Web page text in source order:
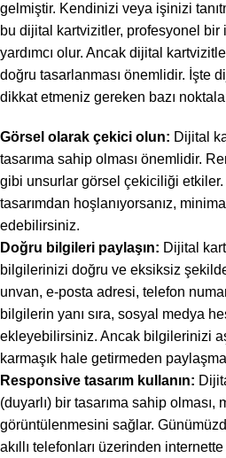
gelmiştir. Kendinizi veya işinizi
bu dijital kartvizitler, profesyonel bir
yardımcı olur. Ancak dijital
doğru tasarlanması önemlidir. İşte
dikkat etmeniz gereken bazı
Görsel olarak çekici olun: Dijital
tasarıma sahip olması önemlidir.
gibi unsurlar görsel çekiciliği etkiler.
tasarımdan hoşlanıyorsanız,
edebilirsiniz.
Doğru bilgileri paylaşın: Dijital
bilgilerinizi doğru ve eksiksiz şekilde
unvan, e-posta adresi, telefon
bilgilerin yanı sıra, sosyal medya
ekleyebilirsiniz. Ancak bilgilerinizi
karmaşık hale getirmeden
Responsive tasarım kullanın:
(duyarlı) bir tasarıma sahip
görüntülenmesini sağlar.
akıllı telefonları üzerinden